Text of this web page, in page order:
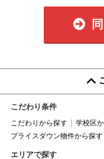
こだわり条件
こだわりから探す 学校区
プライスダウン物件から探す
エリアで探す